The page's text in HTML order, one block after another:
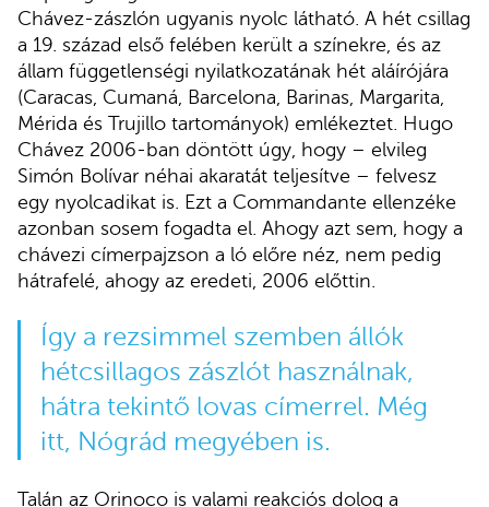
Chávez-zászlón ugyanis nyolc látható. A hét csillag
a 19. század első felében került a színekre, és az
állam függetlenségi nyilatkozatának hét aláírójára
(Caracas, Cumaná, Barcelona, ​​Barinas, Margarita,
Mérida és Trujillo tartományok) emlékeztet. Hugo
Chávez 2006-ban döntött úgy, hogy – elvileg
Simón Bolívar néhai akaratát teljesítve – felvesz
egy nyolcadikat is. Ezt a Commandante ellenzéke
azonban sosem fogadta el. Ahogy azt sem, hogy a
chávezi címerpajzson a ló előre néz, nem pedig
hátrafelé, ahogy az eredeti, 2006 előttin.
Így a rezsimmel szemben állók
hétcsillagos zászlót használnak,
hátra tekintő lovas címerrel. Még
itt, Nógrád megyében is.
Talán az Orinoco is valami reakciós dolog a